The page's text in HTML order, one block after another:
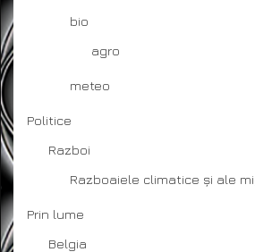
bio
agro
meteo
Politice
Razboi
Razboaiele climatice și ale
Prin lume
Belgia